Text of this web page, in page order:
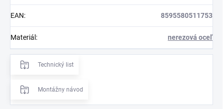
EAN: 8595580511753
Materiál : nerezová oceľ
Technický list
Montážny návod